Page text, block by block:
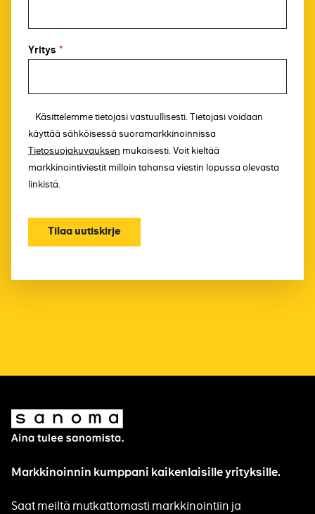
*
Yritys
Käsittelemme tietojasi vastuullisesti. Tietojasi voidaan
käyttää sähköisessä suoramarkkinoinnissa
Tietosuojakuvauksen mukaisesti. Voit kieltää
markkinointiviestit milloin tahansa viestin lopussa olevasta
linkistä.
Tilaa uutiskirje
Sanoma
Markkinoinnin kumppani kaikenlaisille yrityksille.
Saat meiltä mutkattomasti markkinointiin ja